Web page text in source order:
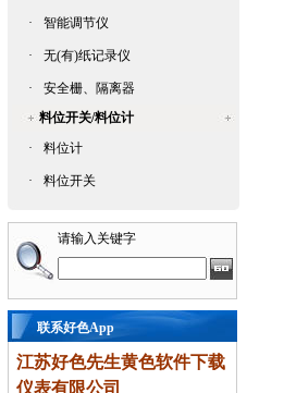
· 智能调节仪
· 无(有)纸记录仪
·
安全栅、隔离器
料位开关/料位计
·
料位计
· 料位开关
请输入关键字
联系好色App
江苏好色先生黄色软件下载
仪表有限公司